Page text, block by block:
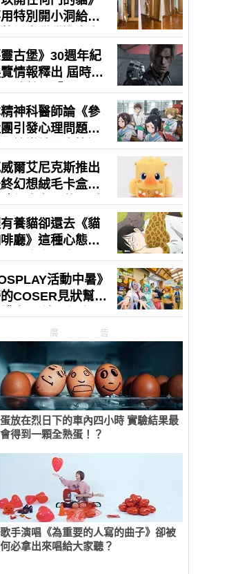
廣告
放在烈日下的車內四小時 實驗結果最
得到一顆全熟蛋！？
手演唱《為重要的人寫的曲子》卻被
必拿出來唱給大家聽？